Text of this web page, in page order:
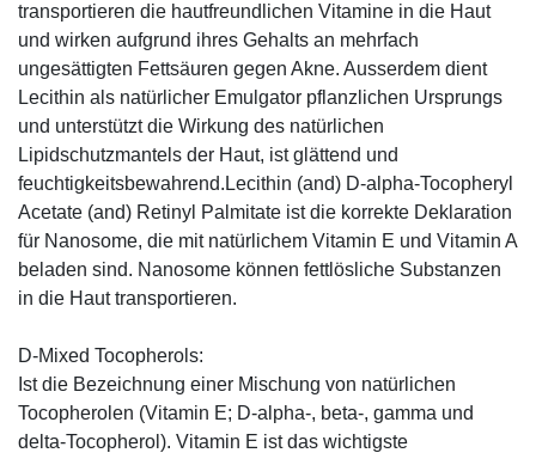
transportieren die hautfreundlichen Vitamine in die Haut
und wirken aufgrund ihres Gehalts an mehrfach
ungesättigten Fettsäuren gegen Akne. Ausserdem dient
Lecithin als natürlicher Emulgator pflanzlichen Ursprungs
und unterstützt die Wirkung des natürlichen
Lipidschutzmantels der Haut, ist glättend und
feuchtigkeitsbewahrend.Lecithin (and) D-alpha-Tocopheryl
Acetate (and) Retinyl Palmitate ist die korrekte Deklaration
für Nanosome, die mit natürlichem Vitamin E und Vitamin A
beladen sind. Nanosome können fettlösliche Substanzen
in die Haut transportieren.
D-Mixed Tocopherols:
Ist die Bezeichnung einer Mischung von natürlichen
Tocopherolen (Vitamin E; D-alpha-, beta-, gamma und
delta-Tocopherol). Vitamin E ist das wichtigste